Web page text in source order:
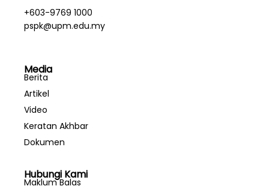
+603-9769 1000
pspk@upm.edu.my
Media
Berita
Artikel
Video
Keratan Akhbar
Dokumen
Hubungi Kami
Maklum Balas